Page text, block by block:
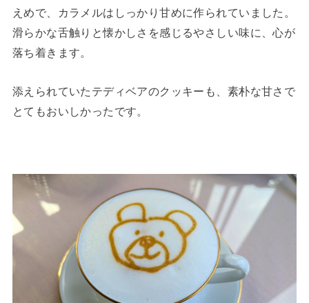
えめで、カラメルはしっかり甘めに作られていました。
滑らかな舌触りと懐かしさを感じるやさしい味に、心が
落ち着きます。
添えられていたテディベアのクッキーも、素朴な甘さで
とてもおいしかったです。